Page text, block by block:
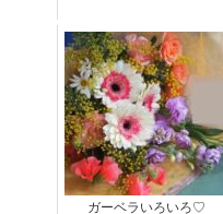
ガーベラいろいろ♡